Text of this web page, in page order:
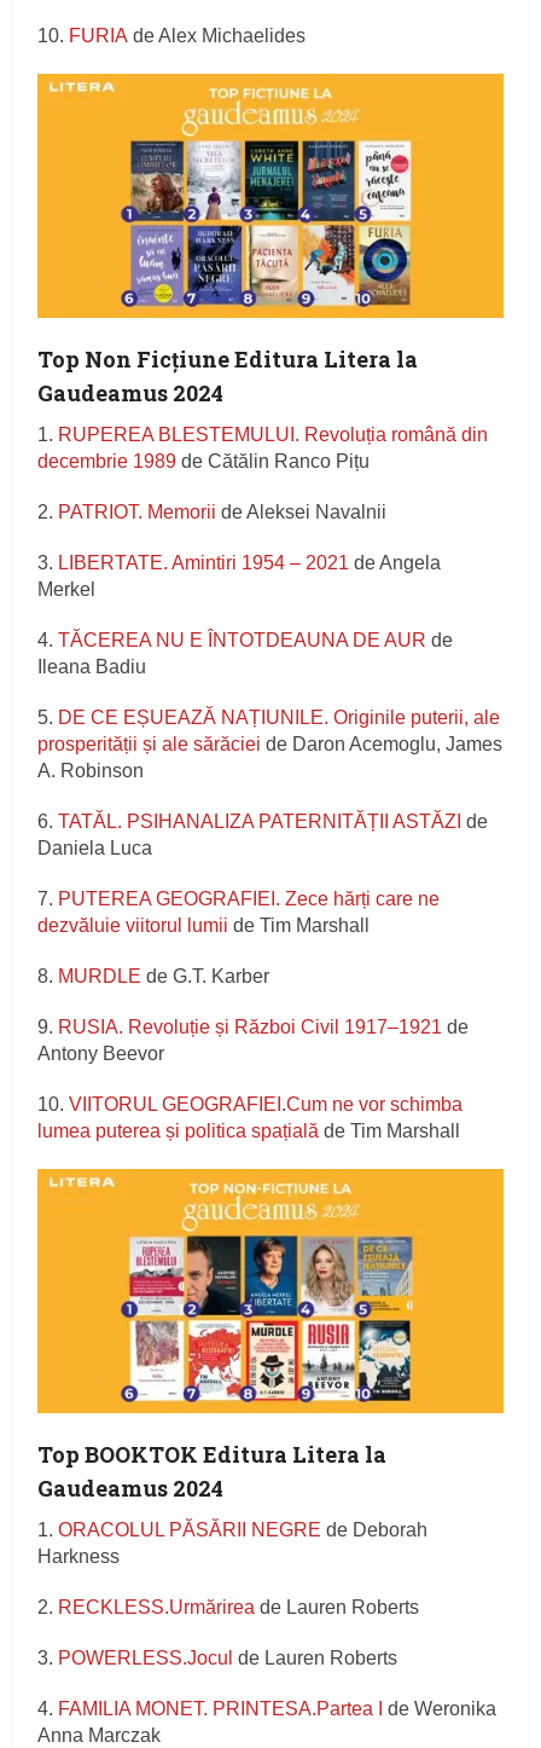
10. FURIA de Alex Michaelides
Top Non Ficțiune Editura Litera la
Gaudeamus 2024
1. RUPEREA BLESTEMULUI. Revoluția română din
decembrie 1989 de Cătălin Ranco Pițu
2. PATRIOT. Memorii de Aleksei Navalnii
3. LIBERTATE. Amintiri 1954 – 2021 de Angela
Merkel
4.TĂCEREA NU E ÎNTOTDEAUNA DE AUR de
Ileana Badiu
5. DE CE EȘUEAZĂ NAȚIUNILE. Originile puterii, ale
prosperității și ale sărăciei de Daron Acemoglu, James
A. Robinson
6.TATĂL. PSIHANALIZA PATERNITĂȚII ASTĂZI de
Daniela Luca
7. PUTEREA GEOGRAFIEI. Zece hărți care ne
dezvăluie viitorul lumiide Tim Marshall
8. MURDLE de G.T. Karber
9. RUSIA. Revoluție și Război Civil 1917–1921 de
Antony Beevor
10.VIITORUL GEOGRAFIEI .Cum ne vor schimba
lumea puterea și politica spațială de Tim Marshall
Top BOOKTOK Editura Litera la
Gaudeamus 2024
1.ORACOLUL PĂSĂRII NEGRE de Deborah
Harkness
2. RECKLESS.Urmărirea de Lauren Roberts
3. POWERLESS.Jocul de Lauren Roberts
4. FAMILIA MONET. PRINTESA.Partea I
de Weronika
Anna Marczak